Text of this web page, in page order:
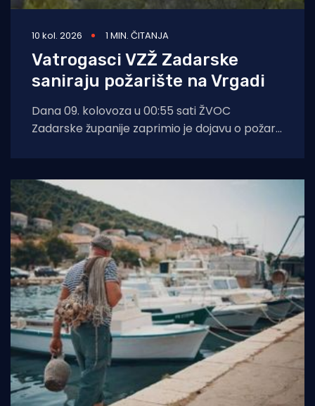
10 kol. 2026 1 MIN. ČITANJA
Vatrogasci VZŽ Zadarske
saniraju požarište na Vrgadi
Dana 09. kolovoza u 00:55 sati ŽVOC
Zadarske županije zaprimio je dojavu o požaru